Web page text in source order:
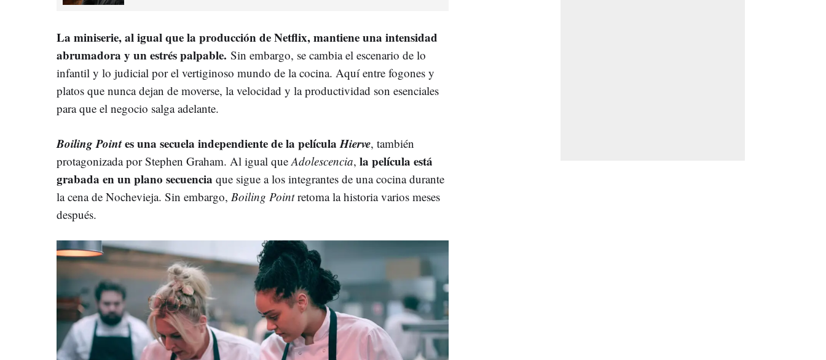
La miniserie, al igual que la producción de Netflix, mantiene una intensidad
abrumadora y un estrés palpable. Sin embargo, se cambia el escenario de lo
infantil y lo judicial por el vertiginoso mundo de la cocina. Aquí entre fogones y
platos que nunca dejan de moverse, la velocidad y la productividad son esenciales
para que el negocio salga adelante.
Boiling Pointes una secuela independiente de la películaHierve, también
protagonizada por Stephen Graham. Al igual que Adolescencia, la película está
grabada en un plano secuencia que sigue a los integrantes de una cocina durante
la cena de Nochevieja. Sin embargo, Boiling Pointretoma la historia varios meses
después.